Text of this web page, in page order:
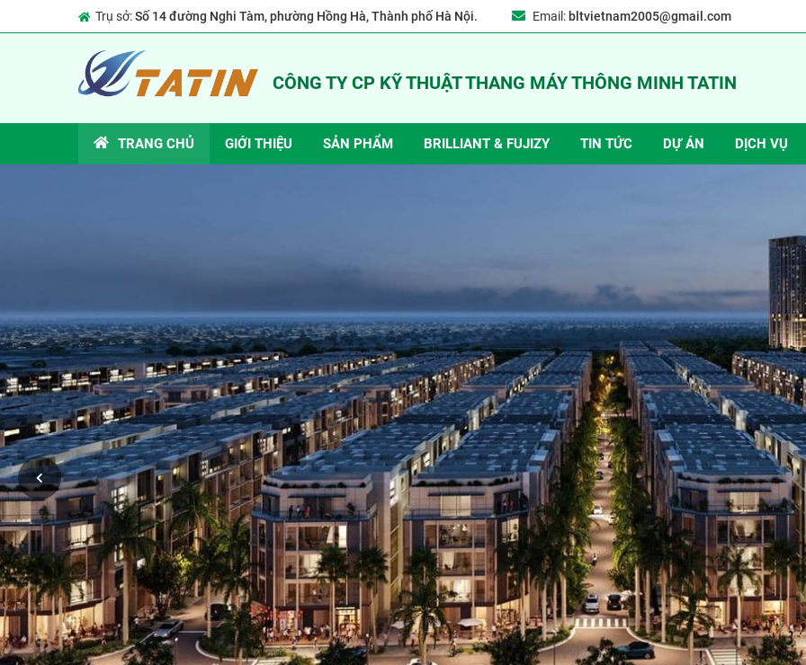
Trụ sở:Số 14 đường Nghi Tàm, phường Hồng Hà, Thành phố Hà Nội. Email: bltvietnam2005@gmail.com
CÔNG TY CP KỸ THUẬT THANG MÁY THÔNG MINH TATIN
TRANG CHỦ GIỚI THIỆU SẢN PHẨM BRILLIANT & FUJIZY TIN TỨC DỰ ÁN DỊCH VỤ